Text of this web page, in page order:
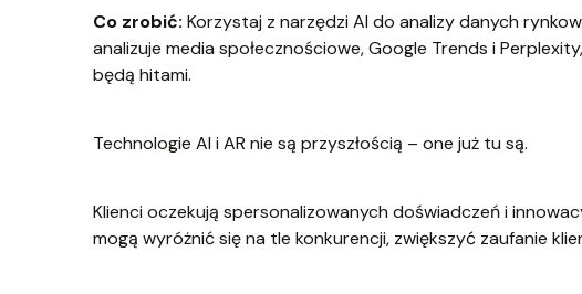
Co zrobić: Korzystaj z narzędzi AI do analizy danych
analizuje media społecznościowe, Google Trends i
będą hitami.
Technologie AI i AR nie są przyszłością – one już tu są.
Klienci oczekują spersonalizowanych doświadczeń i
mogą wyróżnić się na tle konkurencji, zwiększyć zaufanie